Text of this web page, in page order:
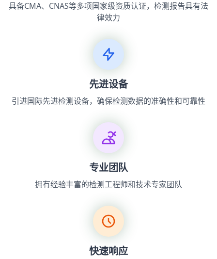
具备CMA、CNAS等多项国家级资质认证，检测报告具有法
律效力
先进设备
引进国际先进检测设备，确保检测数据的准确性和可靠性
专业团队
拥有经验丰富的检测工程师和技术专家团队
快速响应